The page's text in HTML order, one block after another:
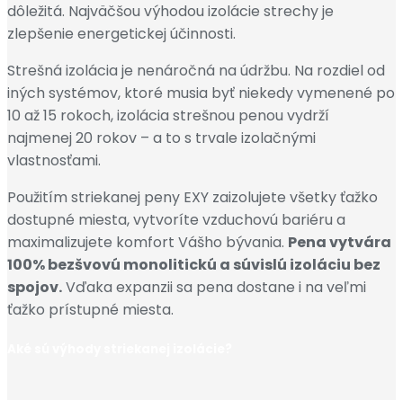
dôležitá. Najväčšou výhodou izolácie strechy je
zlepšenie energetickej účinnosti.
Strešná izolácia je nenáročná na údržbu. Na rozdiel od
iných systémov, ktoré musia byť niekedy vymenené po
10 až 15 rokoch, izolácia strešnou penou vydrží
najmenej 20 rokov – a to s trvale izolačnými
vlastnosťami.
Použitím striekanej peny EXY zaizolujete všetky ťažko
dostupné miesta, vytvoríte vzduchovú bariéru a
maximalizujete komfort Vášho bývania. Pena vytvára
100% bezšvovú monolitickú a súvislú izoláciu bez
spojov.Vďaka expanzii sa pena dostane i na veľmi
ťažko prístupné miesta.